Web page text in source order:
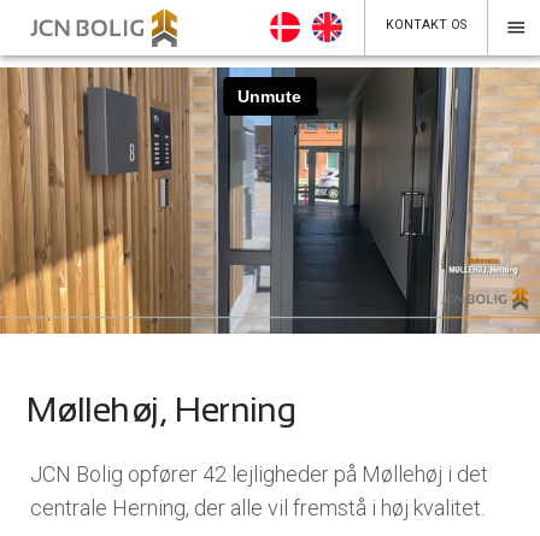
KONTAKT OS menu
Møllehøj, Herning
JCN Bolig opfører 42 lejligheder på Møllehøj i det
centrale Herning, der alle vil fremstå i høj kvalitet.